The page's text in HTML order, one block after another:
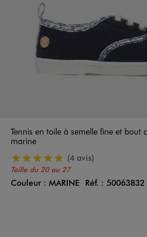
Tennis en toile à semelle fine et bout
marine
Taille du 20 au 27
5/5 de moyenne(4 avis)
Couleur
Couleur : MARINE Réf. : 50063832